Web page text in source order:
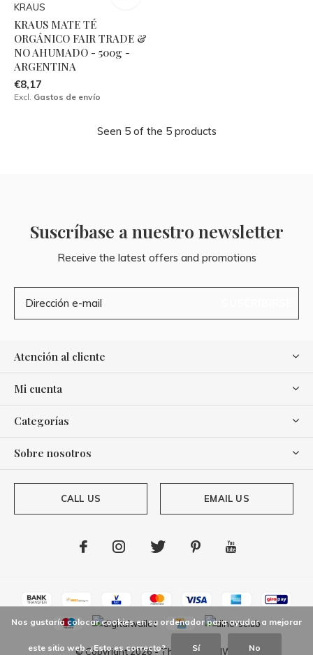
KRAUS
KRAUS MATE TÉ
ORGÁNICO FAIR TRADE &
NO AHUMADO - 500g -
ARGENTINA
€8,17
Excl. Gastos de envío
Seen 5 of the 5 products
Suscríbase a nuestro newsletter
Receive the latest offers and promotions
Atención al cliente
Mi cuenta
Categorías
Sobre nosotros
CALL US EMAIL US
© Copyright2026- Theme By DMWS
Nos gustaría colocar cookies en su ordenador para ayudar a mejorar
este sitio web. ¿Esto es correcto? Sí No